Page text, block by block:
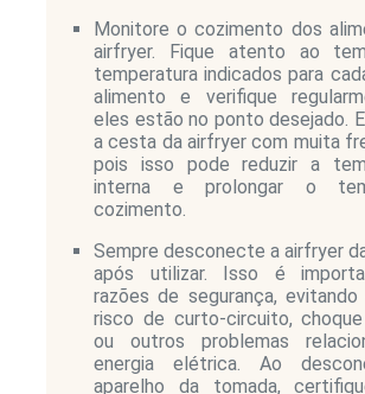
Monitore o cozimento dos
airfryer. Fique atento ao
temperatura indicados para
alimento e verifique
eles estão no ponto desejado.
a cesta da airfryer com muita
pois isso pode reduzir a
interna e prolongar o
cozimento.
Sempre desconecte a airfryer
após utilizar. Isso é
razões de segurança, evitando
risco de curto-circuito,
ou outros problemas
energia elétrica. Ao
aparelho da tomada,